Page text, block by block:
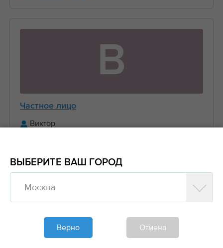
В
Частное лицо
Виктор
Обновлено больше недели назад
Моя спецтехника
Манипуляторы, Стрела 3 тонны Борт 5 тонн
ВЫБЕРИТЕ ВАШ ГОРОД
Москва
Верно Отмена